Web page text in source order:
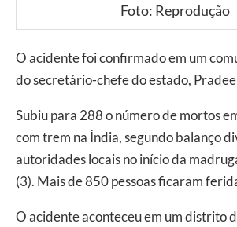
Foto: Reprodução
O acidente foi confirmado em um
do secretário-chefe do estado,
Subiu para 288 o número de mortos
com trem na Índia, segundo balanço
autoridades locais no início da
(3). Mais de 850 pessoas ficaram
O acidente aconteceu em um distrito